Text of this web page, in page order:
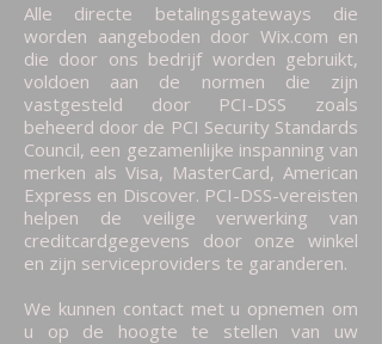
Alle directe betalingsgateways die
worden aangeboden door Wix.com en
die door ons bedrijf worden gebruikt,
voldoen aan de normen die zijn
vastgesteld door PCI-DSS zoals
beheerd door de PCI Security Standards
Council, een gezamenlijke inspanning van
merken als Visa, MasterCard, American
Express en Discover. PCI-DSS-vereisten
helpen de veilige verwerking van
creditcardgegevens door onze winkel
en zijn serviceproviders te garanderen.
We kunnen contact met u opnemen om
u op de hoogte te stellen van uw